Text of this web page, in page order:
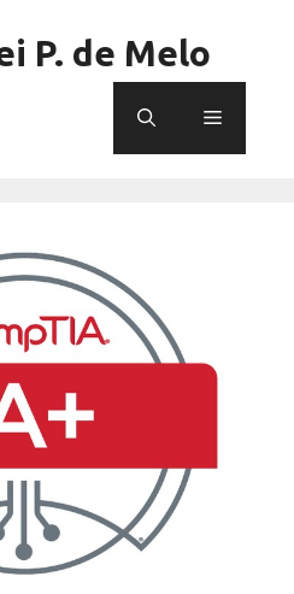
P. de Melo
Menu